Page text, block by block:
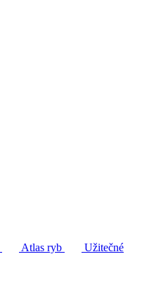
Atlas ryb
Užitečné